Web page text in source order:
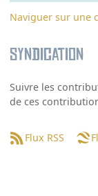
Naviguer sur une
Syndication
Suivre les
de ces
Flux RSS